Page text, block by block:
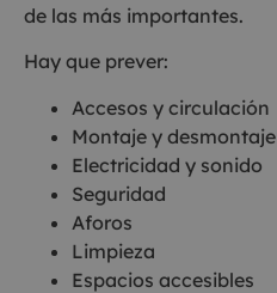
de las más importantes.
Hay que prever:
Accesos y circulación
Montaje y desmontaje
Electricidad y sonido
Seguridad
Aforos
Limpieza
Espacios accesibles